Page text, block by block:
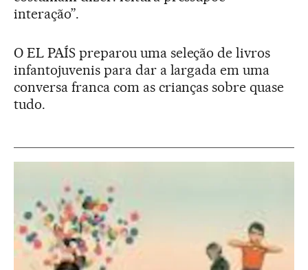
interação”.
O EL PAÍS preparou uma seleção de livros
infantojuvenis para dar a largada em uma
conversa franca com as crianças sobre quase
tudo.